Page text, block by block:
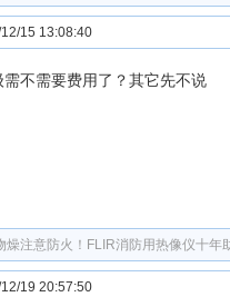
15 13:08:40
需不需要费用了？其它先不说
燥注意防火！FLIR消防用热像仪十年
19 20:57:50